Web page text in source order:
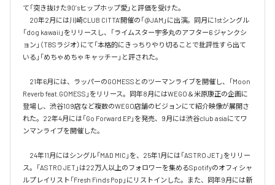
て「突き抜けた90’sヒップホップ愛」と評価を受けた。
20年2月には川崎CLUB CITTA’開催の「@JAM」に出演。同月に1stシングル
「dog kawaii」をリリースし、「ライムスター宇多丸のアフター6 ジャンクシ
ョン」（TBSラジオ）にて「本格的にきっちりやり切ることで批評性すら出て
いる」「めちゃめちゃキャッチー」と評された。
21年6月には、ラッパーのGOMESSとのツーマンライブを開催し、「Moon
Reverb feat.GOMESS」をリリース。同年8月にはWEGO＆米原康正の企画に
登場し、渋谷109店など複数のWEGO店舗のビジョンにて紹介映像が展開さ
れた。22年4月には「Go Forward EP」を発売、9月には渋谷club asiaにてワ
ンマンライブを開催した。
24年11月にはシングル「MAD MIC」を、25年1月には「ASTRO JET」をリリー
ス。「ASTRO JET」は22万人以上のフォロワーを集めるSpotifyのオフィシャ
ルプレイリスト「Fresh Finds Pop」にリストインした。また、同年9月には新